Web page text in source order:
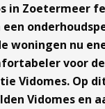
in Zoetermeer
woningen nu
voor
Vidomes. Op
Vidomes en